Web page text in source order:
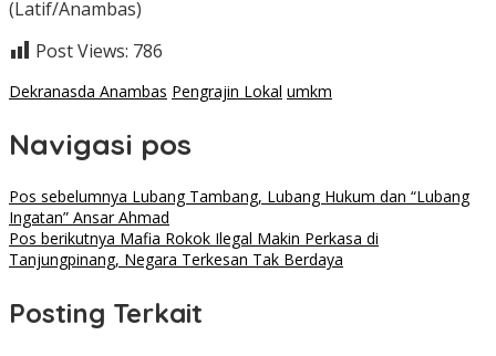
(Latif/Anambas)
Post Views: 786
Dekranasda Anambas Pengrajin Lokal umkm
Navigasi pos
Pos sebelumnya Lubang Tambang, Lubang Hukum dan “Lubang
Ingatan” Ansar Ahmad
Pos berikutnya Mafia Rokok Ilegal Makin Perkasa di
Tanjungpinang, Negara Terkesan Tak Berdaya
Posting Terkait